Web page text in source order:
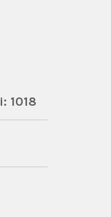
1018